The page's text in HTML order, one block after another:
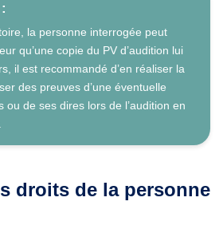
la personne interrogée peut
qu’une copie du PV d’audition lui
il est recommandé d’en réaliser la
des preuves d’une éventuelle
ou de ses dires lors de l’audition en
droits de la personne